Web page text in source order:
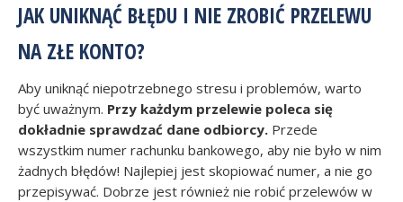
JAK UNIKNĄĆ BŁĘDU I NIE ZROBIĆ PRZELEWU
NA ZŁE KONTO?
Aby uniknąć niepotrzebnego stresu i problemów, warto
być uważnym. Przy każdym przelewie poleca się
dokładnie sprawdzać dane odbiorcy. Przede
wszystkim numer rachunku bankowego, aby nie było w nim
żadnych błędów! Najlepiej jest skopiować numer, a nie go
przepisywać. Dobrze jest również nie robić przelewów w